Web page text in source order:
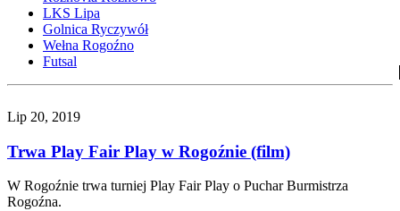
LKS Lipa
Golnica Ryczywół
Wełna Rogoźno
Futsal
Lip 20, 2019
Trwa Play Fair Play w Rogoźnie (film)
W Rogoźnie trwa turniej Play Fair Play o Puchar Burmistrza
Rogoźna.